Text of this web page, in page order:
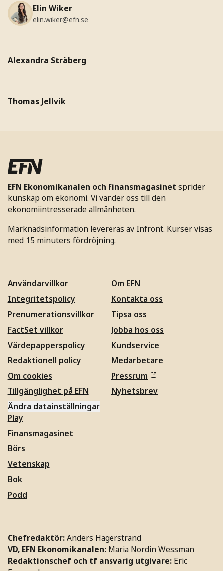
Elin Wiker
elin.wiker@efn.se
Alexandra Stråberg
Thomas Jellvik
EFN Ekonomikanalen och Finansmagasinet sprider
kunskap om ekonomi. Vi vänder oss till den
ekonomiintresserade allmänheten.
Marknadsinformation levereras av Infront. Kurser visas
med 15 minuters fördröjning.
Användarvillkor
Integritetspolicy
Prenumerationsvillkor
FactSet villkor
Värdepapperspolicy
Redaktionell policy
Om cookies
Tillgänglighet på EFN
Ändra datainställningar
Om EFN
Kontakta oss
Tipsa oss
Jobba hos oss
Kundservice
Medarbetare
Pressrum
Nyhetsbrev
Play
Finansmagasinet
Börs
Vetenskap
Bok
Podd
Chefredaktör:Anders Hägerstrand
VD, EFN Ekonomikanalen: Maria Nordin Wessman
Redaktionschef och tf ansvarig utgivare: Eric